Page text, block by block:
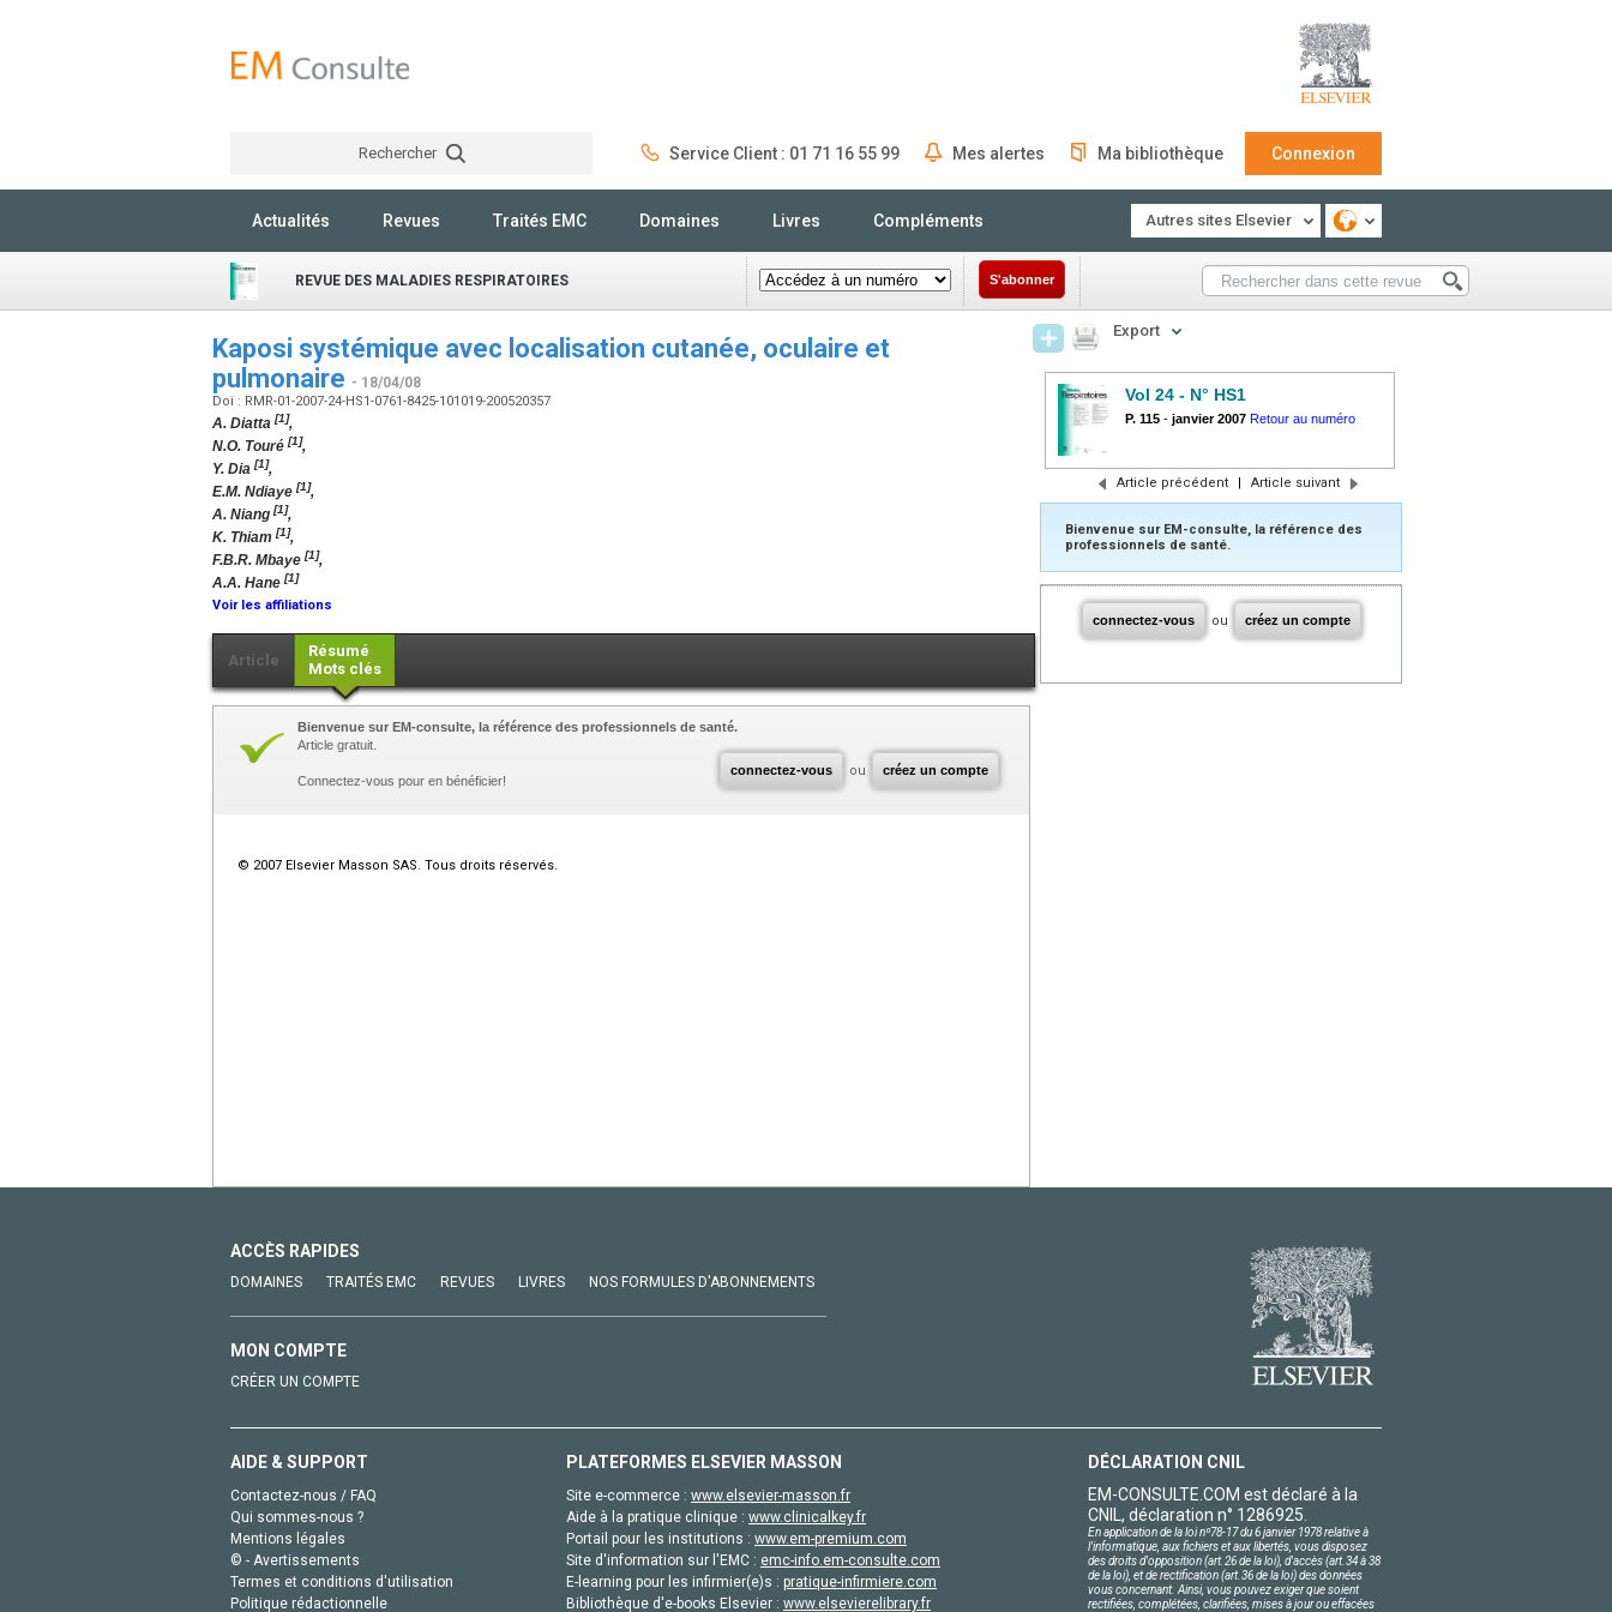
Rechercher Service Client : 01 71 16 55 99 Mes alertes Ma bibliothèque Connexion
Actualités Revues Traités EMC Domaines Livres Compléments Autres sites Elsevier
REVUE DES MALADIES RESPIRATOIRES S'abonner
Kaposi systémique avec localisation cutanée, oculaire et
pulmonaire - 18/04/08
Doi : RMR-01-2007-24-HS1-0761-8425-101019-200520357
A. Diatta [1],
N.O. Touré [1],
Y. Dia [1],
E.M. Ndiaye [1],
A. Niang [1],
K. Thiam [1],
F.B.R. Mbaye [1],
A.A. Hane [1]
Voir les affiliations
Article
Résumé
Mots clés
connectez-vous ou créez un compte
Bienvenue sur EM-consulte, la référence des professionnels de santé.
Article gratuit.
Connectez-vous pour en bénéficier!
© 2007 Elsevier Masson SAS. Tous droits réservés.
Export
Vol 24 - N° HS1
P. 115 - janvier 2007 Retour au numéro
Article précédent | Article suivant
Bienvenue sur EM-consulte, la référence des
professionnels de santé.
connectez-vous ou créez un compte
ACCÈS RAPIDES
DOMAINES TRAITÉS EMC REVUES LIVRES NOS FORMULES D'ABONNEMENTS
MON COMPTE
CRÉER UN COMPTE
AIDE & SUPPORT
Contactez-nous / FAQ
Qui sommes-nous ?
Mentions légales
© - Avertissements
Termes et conditions d'utilisation
Politique rédactionnelle
PLATEFORMES ELSEVIER MASSON
Site e-commerce : www.elsevier-masson.fr
Aide à la pratique clinique : www.clinicalkey.fr
Portail pour les institutions : www.em-premium.com
Site d'information sur l'EMC : emc-info.em-consulte.com
E-learning pour les infirmier(e)s : pratique-infirmiere.com
Bibliothèque d'e-books Elsevier : www.elsevierelibrary.fr
DÉCLARATION CNIL
EM-CONSULTE.COM est déclaré à la
CNIL, déclaration n° 1286925.
En application de la loi nº78-17 du 6 janvier 1978 relative à
l'informatique, aux fichiers et aux libertés, vous disposez
des droits d'opposition (art.26 de la loi), d'accès (art.34 à 38
de la loi), et de rectification (art.36 de la loi) des données
vous concernant. Ainsi, vous pouvez exiger que soient
rectifiées, complétées, clarifiées, mises à jour ou effacées